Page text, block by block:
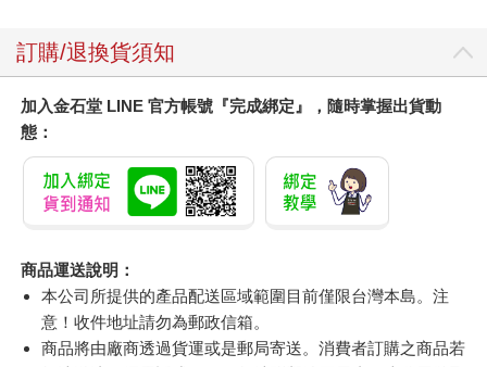
IMPACT超人力霸王水
壺 (500ML)#黑色
IMUTB01BK
特價 539 元
組／文具組
51 特價 500 元
注意事項
※請注意!鑑賞期不代表試用期，若您仍猶豫是否確定購買，請在